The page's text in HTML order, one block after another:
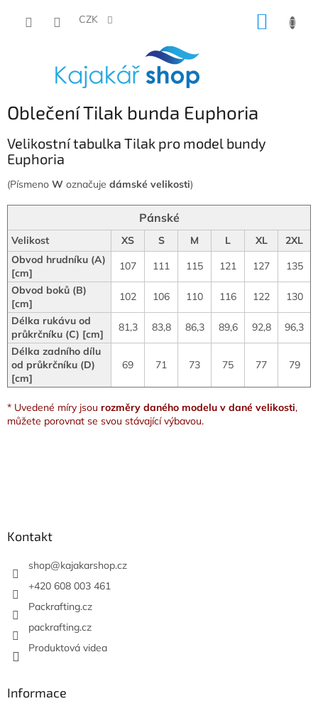
CZK
Oblečení Tilak bunda Euphoria
Velikostní tabulka Tilak pro model bundy
Euphoria
(Písmeno W označuje dámské velikosti)
Pánské
Velikost XS S M L XL
2XL
Obvod hrudníku (A)
[cm]
107 111 115 121 127
135
Obvod boků (B)
[cm]
102 106 110 116 122
130
Délka rukávu od
průkrčníku (C) [cm]
81,3 83,8 86,3 89,6 92,8
96,3
Délka zadního dílu
od průkrčníku (D)
[cm]
69 71 73 75 77 79
* Uvedené míry jsou rozměry daného modelu v dané velikosti,
můžete porovnat se svou stávající výbavou.
Kontakt
shop@kajakarshop.cz
+420 608 003 461
Packrafting.cz
packrafting.cz
Produktová videa
Informace